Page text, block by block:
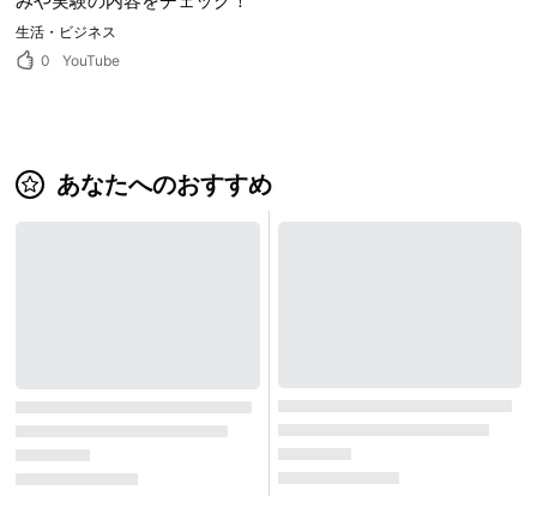
生活・ビジネス
0
YouTube
あなたへのおすすめ